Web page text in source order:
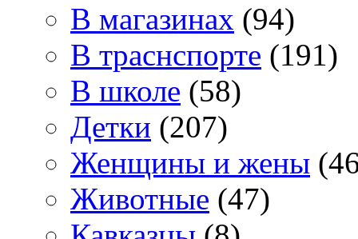
В магазинах (94)
В траснспорте (191)
В школе (58)
Детки (207)
Женщины и жены
Животные (47)